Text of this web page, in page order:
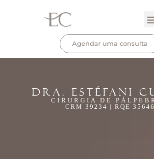
Agendar uma consulta
DRA. ESTÉFANI
CIRURGIA DE
CRM 39234 | RQE 35646